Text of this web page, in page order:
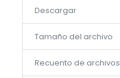
Descargar
Tamaño del archivo
Recuento de archivos